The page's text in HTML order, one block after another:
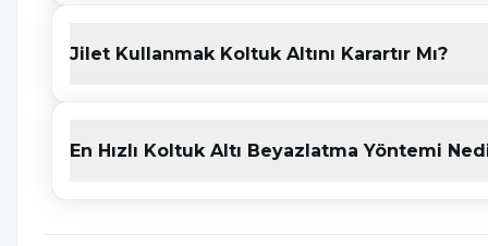
Koltuk Altı Kararması Nasıl
Koltuk altı kararması nasıl geçer sorusunu
ölçüde terlemek, genetik yatkınlığa sahip
başvurabilirsiniz. Zaman zaman koltuk altına
Jilet Kullanmak Koltuk Altını Karartır Mı?
En Hızlı Koltuk Altı Beyazlatma Yöntemi